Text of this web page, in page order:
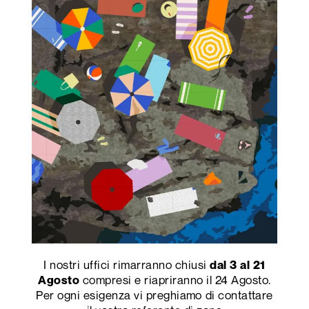
incessante di piccolo
incisioni, un effetto
asimmetrico e discreto
che rende dinamica ogni
superficie.
linguaggio deciso,
attraverso segni che
rimandano
inequivocabilmente
all’essenza lignea,
trasmettendo
immediatamente, tramite
il tatto e la vista, calore
ed energia.
I nostri uffici rimarranno chiusidal 3 al 21
Agosto compresi e riapriranno il 24 Agosto.
Per ogni esigenza vi preghiamo di contattare